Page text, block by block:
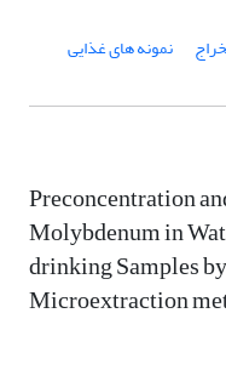
نمونه های غذایی
Preconcentration
Molybdenum in
drinking Samples
Microextraction